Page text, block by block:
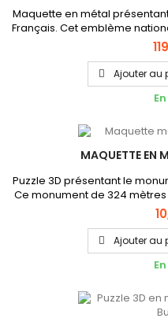
Maquette en métal
Français. Cet emblème
est le monument payant
monde ! Cette maquette en
environ une fois monté fait
Puzzle 3D
Ajouter au
MAQUETTE EN
Puzzle 3D présentant le
Ce monument de 324
le plus élevé du monde, il
maquette en métal de 11cm
fait ressortir l'aspect
métal nécessite des
Ajouter au